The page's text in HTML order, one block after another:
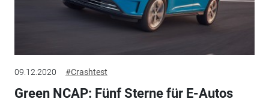
09.12.2020 #Crashtest
Green NCAP: Fünf Sterne für E-Autos